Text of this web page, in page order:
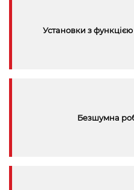
Установки з функцією
Безшумна